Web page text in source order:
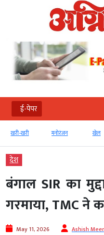
ई-पेपर
खरी-खरी मनोरंजन खेल
देश
बंगाल SIR का
गरमाया, TMC ने
May 11, 2026 Ashish